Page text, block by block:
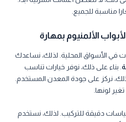
مناسبة للجميع.
الألمنيوم بمهارة
في الأسواق المحلية. لذلك، نساعدك
. بناء على ذلك، نوفر خيارات تناسب
نركز على جودة المعدن المستخدم.
لونها.
دقيقة للتركيب. لذلك، نستخدم